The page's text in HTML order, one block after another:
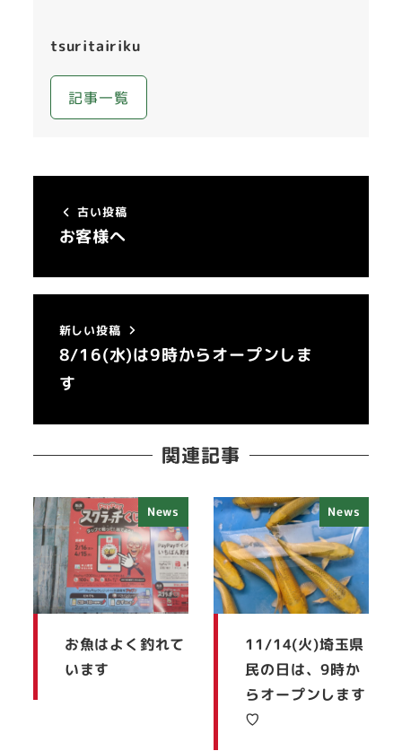
tsuritairiku
記事一覧
古い投稿
お客様へ
新しい投稿
8/16(水)は9時からオープンしま
す
関連記事
News
お魚はよく釣れて
います
News
11/14(火)埼玉県
民の日は、9時か
らオープンします
♡